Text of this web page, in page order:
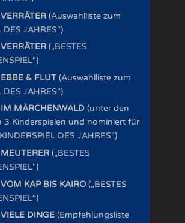
VERRÄTER (Auswahlliste zum
DES JAHRES“)
VERRÄTER („BESTES
EBBE & FLUT (Auswahlliste zum
DES JAHRES“)
IM MÄRCHENWALD (unter den
3 Kinderspielen und nominiert für
DES JAHRES“)
MEUTERER („BESTES
VOM KAP BIS KAIRO („BESTES
VIELE DINGE (Empfehlungsliste